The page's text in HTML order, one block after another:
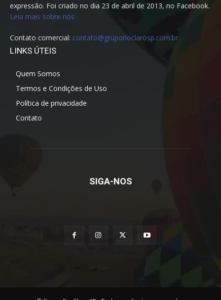
expressão. Foi criado no dia 23 de abril de 2013, no Facebook.
Leia mais sobre nós
Contato comercial: contato@gruporioclarosp.com.br
LINKS ÚTEIS
Quem Somos
Termos e Condições de Uso
Política de privacidade
Contato
SIGA-NOS